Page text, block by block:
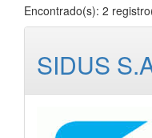
Encontrado(s): 2
SIDUS